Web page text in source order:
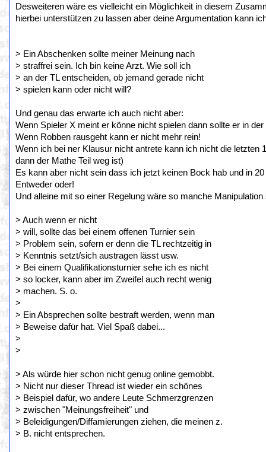
Desweiteren wäre es vielleicht ein Möglichkeit in diesem
hierbei unterstützen zu lassen aber deine Argumentation kann
> Ein Abschenken sollte meiner Meinung nach
> straffrei sein. Ich bin keine Arzt. Wie soll ich
> an der TL entscheiden, ob jemand gerade nicht
> spielen kann oder nicht will?
Und genau das erwarte ich auch nicht aber:
Wenn Spieler X meint er könne nicht spielen dann sollte er in
Wenn Robben rausgeht kann er nicht mehr rein!
Wenn ich bei ner Klausur nicht antrete kann ich nicht die
dann der Mathe Teil weg ist)
Es kann aber nicht sein dass ich jetzt keinen Bock hab und in
Entweder oder!
Und alleine mit so einer Regelung wäre so manche
> Auch wenn er nicht
> will, sollte das bei einem offenen Turnier sein
> Problem sein, sofern er denn die TL rechtzeitig in
> Kenntnis setzt/sich austragen lässt usw.
> Bei einem Qualifikationsturnier sehe ich es nicht
> so locker, kann aber im Zweifel auch recht wenig
> machen. S. o.
>
> Ein Absprechen sollte bestraft werden, wenn man
> Beweise dafür hat. Viel Spaß dabei...
>
>
> Als würde hier schon nicht genug online gemobbt.
> Nicht nur dieser Thread ist wieder ein schönes
> Beispiel dafür, wo andere Leute Schmerzgrenzen
> zwischen "Meinungsfreiheit" und
> Beleidigungen/Diffamierungen ziehen, die meinen z.
> B. nicht entsprechen.